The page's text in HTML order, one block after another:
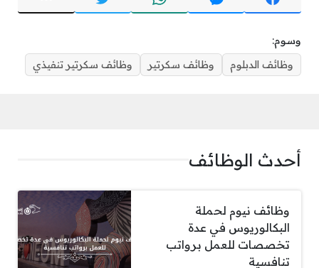
وسوم:
وظائف الدبلوم
وظائف سكرتير وظائف سكرتير تنفيذي
أحدث الوظائف
وظائف نيوم لحملة
البكالوريوس في عدة
تخصصات للعمل برواتب
تنافسية